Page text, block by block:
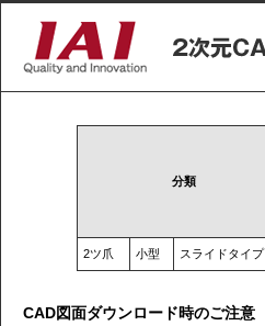
分類
2ツ爪 小型 スライドタイプ
CAD図面ダウンロード時のご注意